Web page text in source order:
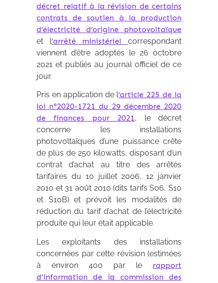
décret relatif à la révision de certains
contrats de soutien à la production
d’électricité d’origine photovoltaïque
et l’arrêté ministérielcorrespondant
viennent d’être adoptés le 26 octobre
2021 et publiés au journal officiel de ce
jour.
Pris en application de l’article 225 de la
loi n°2020-1721 du 29 décembre 2020
de finances pour 2021, le décret
concerne les installations
photovoltaïques d’une puissance crête
de plus de 250 kilowatts, disposant d’un
contrat d’achat au titre des arrêtés
tarifaires du 10 juillet 2006, 12 janvier
2010 et 31 août 2010 (dits tarifs S06, S10
et S10B) et prévoit les modalités de
réduction du tarif d’achat de l’électricité
produite qui leur était applicable.
Les exploitants des installations
concernées par cette révision (estimées
à environ 400 par le rapport
d'information de la commission des